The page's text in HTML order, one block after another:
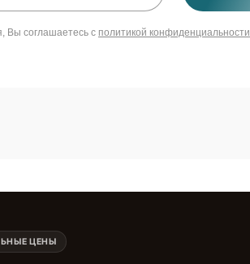
Вы соглашаетесь с политикой конфиденциальности
ЦЕНЫ